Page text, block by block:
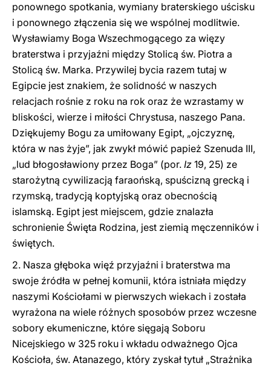
ponownego spotkania, wymiany braterskiego uścisku
i ponownego złączenia się we wspólnej modlitwie.
Wysławiamy Boga Wszechmogącego za więzy
braterstwa i przyjaźni między Stolicą św. Piotra a
Stolicą św. Marka. Przywilej bycia razem tutaj w
Egipcie jest znakiem, że solidność w naszych
relacjach rośnie z roku na rok oraz że wzrastamy w
bliskości, wierze i miłości Chrystusa, naszego Pana.
Dziękujemy Bogu za umiłowany Egipt, „ojczyznę,
która w nas żyje”, jak zwykł mówić papież Szenuda III,
„lud błogosławiony przez Boga” (por. Iz 19, 25) ze
starożytną cywilizacją faraońską, spuścizną grecką i
rzymską, tradycją koptyjską oraz obecnością
islamską. Egipt jest miejscem, gdzie znalazła
schronienie Święta Rodzina, jest ziemią męczenników i
świętych.
2. Nasza głęboka więź przyjaźni i braterstwa ma
swoje źródła w pełnej komunii, która istniała między
naszymi Kościołami w pierwszych wiekach i została
wyrażona na wiele różnych sposobów przez wczesne
sobory ekumeniczne, które sięgają Soboru
Nicejskiego w 325 roku i wkładu odważnego Ojca
Kościoła, św. Atanazego, który zyskał tytuł „Strażnika